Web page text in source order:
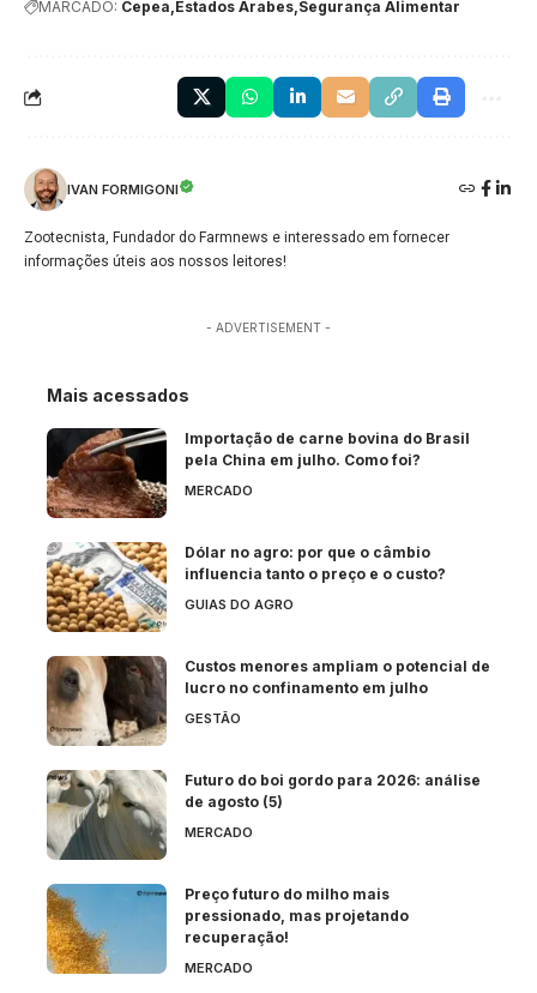
MARCADO: Cepea Estados Árabes Segurança Alimentar
IVAN FORMIGONI
Zootecnista, Fundador do Farmnews e interessado em fornecer
informações úteis aos nossos leitores!
- ADVERTISEMENT -
Mais acessados
Importação de carne bovina do Brasil
pela China em julho. Como foi?
MERCADO
Dólar no agro: por que o câmbio
influencia tanto o preço e o custo?
GUIAS DO AGRO
Custos menores ampliam o potencial de
lucro no confinamento em julho
GESTÃO
Futuro do boi gordo para 2026: análise
de agosto (5)
MERCADO
Preço futuro do milho mais
pressionado, mas projetando
recuperação!
MERCADO